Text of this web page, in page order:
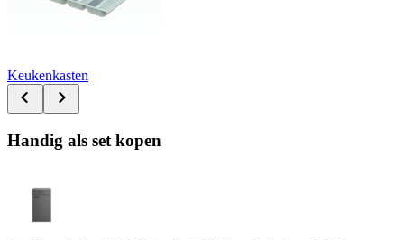
Keukenkasten
Handig als set kopen